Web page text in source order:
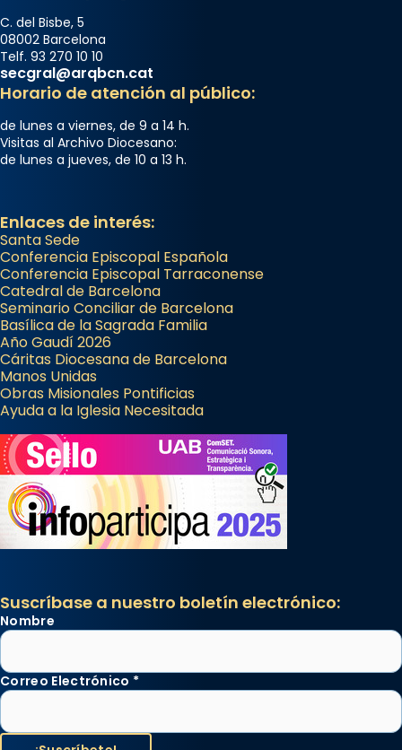
C. del Bisbe, 5
08002 Barcelona
Telf. 93 270 10 10
secgral@arqbcn.cat
Horario de atención al público:
de lunes a viernes, de 9 a 14 h.
Visitas al Archivo Diocesano:
de lunes a jueves, de 10 a 13 h.
Enlaces de interés:
Santa Sede
Conferencia Episcopal Española
Conferencia Episcopal Tarraconense
Catedral de Barcelona
Seminario Conciliar de Barcelona
Basílica de la Sagrada Familia
Año Gaudí 2026
Cáritas Diocesana de Barcelona
Manos Unidas
Obras Misionales Pontificias
Ayuda a la Iglesia Necesitada
Suscríbase a nuestro boletín electrónico:
Nombre
Correo Electrónico *